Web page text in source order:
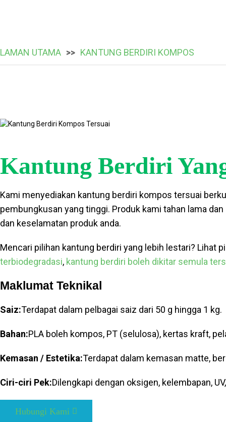
LAMAN UTAMA KANTUNG BERDIRI KOMPOS
Kantung Berdiri
Kami menyediakan kantung berdiri kompos tersuai
pembungkusan yang tinggi. Produk kami tahan lama
dan keselamatan produk anda.
Mencari pilihan kantung berdiri yang lebih lestari? Lihat
terbiodegradasi, kantung berdiri boleh dikitar semula
Maklumat Teknikal
Saiz:Terdapat dalam pelbagai saiz dari 50 g hingga 1 kg.
Bahan:PLA boleh kompos, PT (selulosa), kertas kraft,
Kemasan / Estetika:Terdapat dalam kemasan matte,
Ciri-ciri Pek:Dilengkapi dengan oksigen, kelembapan,
Hubungi Kami